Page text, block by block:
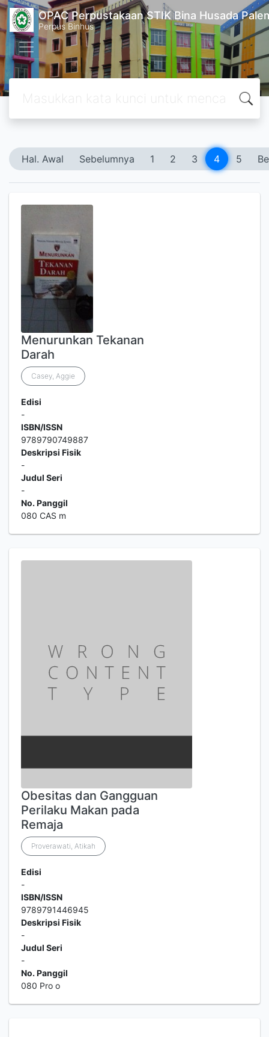
OPAC Perpustakaan STIK Bina Husada
Perpus Binhus
Hal. Awal Sebelumnya 1 2 3 4 5
Menurunkan Tekanan
Darah
Casey, Aggie
Edisi
-
ISBN/ISSN
9789790749887
Deskripsi Fisik
-
Judul Seri
-
No. Panggil
080 CAS m
Obesitas dan Gangguan
Perilaku Makan pada
Remaja
Proverawati, Atikah
Edisi
-
ISBN/ISSN
9789791446945
Deskripsi Fisik
-
Judul Seri
-
No. Panggil
080 Pro o